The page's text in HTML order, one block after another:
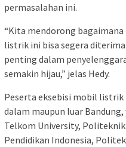
permasalahan ini.
“Kita mendorong
listrik ini bisa segera
penting dalam
semakin hijau,” jelas Hedy.
Peserta eksebisi mobil listrik
dalam maupun luar
Telkom University, Politeknik
Pendidikan Indonesia,